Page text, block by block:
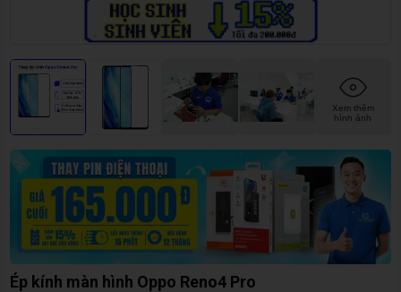
Xem thêm
hình ảnh
Ép kính màn hình Oppo Reno4 Pro